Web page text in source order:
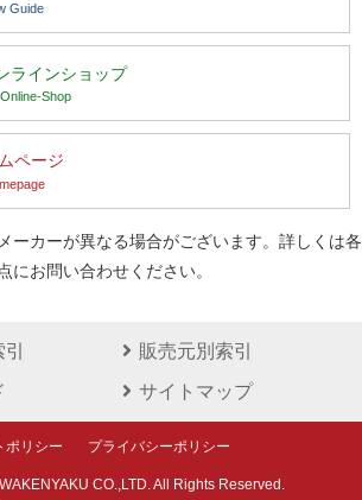
Guide
ラインショップ
Shop
ページ
ーカーが異なる場合がございます。詳しくは各
にお問い合わせください。
販売元別索引
サイトマップ
ポリシー プライバシーポリシー
CO.,LTD. All Rights Reserved.